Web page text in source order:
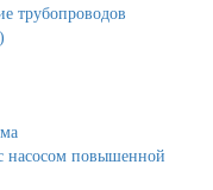
трубопроводов
насосом повышенной